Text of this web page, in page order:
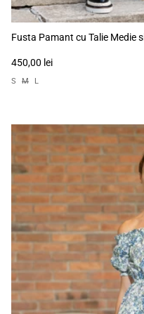
Fusta Pamant cu Talie Medie
450,00 lei
S M L